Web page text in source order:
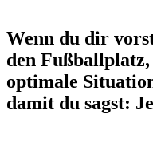
Wenn du dir
den
optimale
damit du sagst: